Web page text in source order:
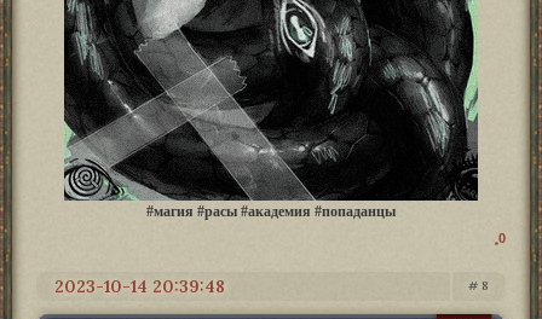
#магия #расы #академия #попаданцы
0
8
2023-10-14 20:39:48